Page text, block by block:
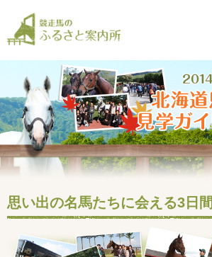
思い出の名馬たちに会える3日間